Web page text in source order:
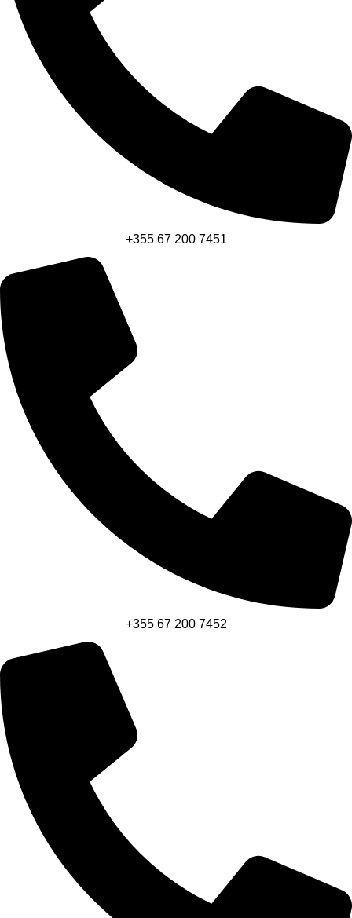
+355 67 200 7451
+355 67 200 7452